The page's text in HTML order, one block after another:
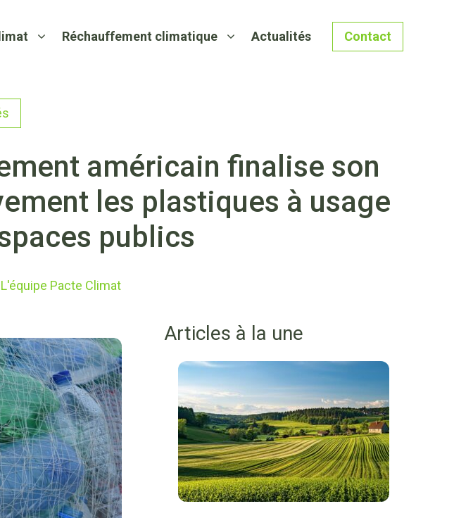
Réchauffement climatique Actualités Contact
américain finalise son
les plastiques à usage
publics
L'équipe Pacte Climat
Articles à la une